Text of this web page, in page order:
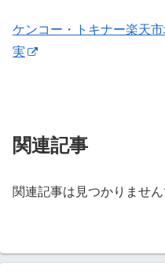
ケンコー・トキナー楽天
実
関連記事
関連記事は見つかりません